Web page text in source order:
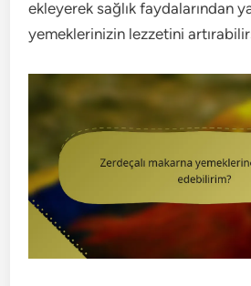
ekleyerek sağlık faydalarından
yemeklerinizin lezzetini